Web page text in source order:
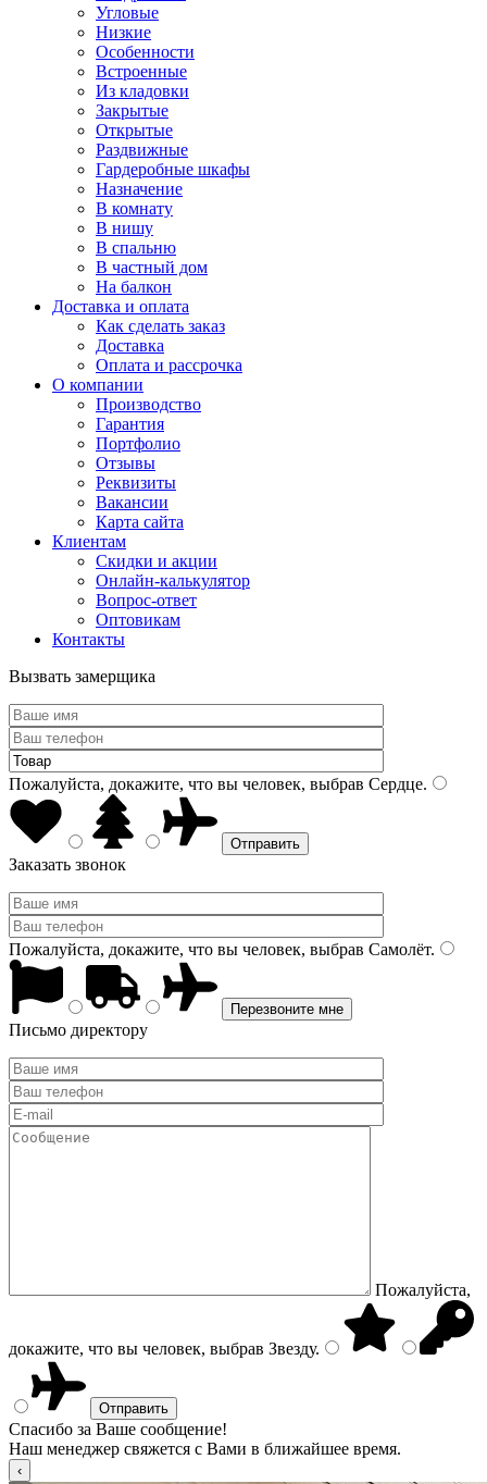
Угловые
Низкие
Особенности
Встроенные
Из кладовки
Закрытые
Открытые
Раздвижные
Гардеробные шкафы
Назначение
В комнату
В нишу
В спальню
В частный дом
На балкон
Доставка и оплата
Как сделать заказ
Доставка
Оплата и рассрочка
О компании
Производство
Гарантия
Портфолио
Отзывы
Реквизиты
Вакансии
Карта сайта
Клиентам
Скидки и акции
Онлайн-калькулятор
Вопрос-ответ
Оптовикам
Контакты
Вызвать замерщика
Пожалуйста, докажите, что вы человек, выбрав Сердце.
Заказать звонок
Пожалуйста, докажите, что вы человек, выбрав Самолёт.
Письмо директору
Пожалуйста,
докажите, что вы человек, выбрав Звезду.
Спасибо за Ваше сообщение!
Наш менеджер свяжется с Вами в ближайшее время.